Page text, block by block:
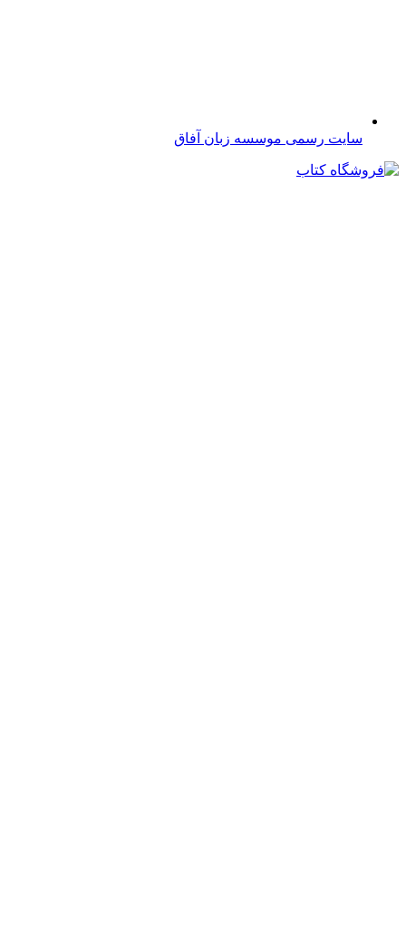
سایت رسمی موسسه زبان آفاق